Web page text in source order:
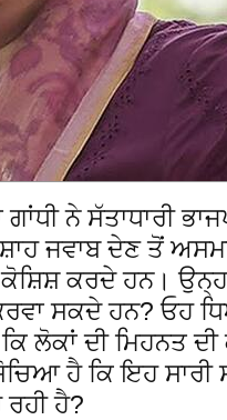
ਨੇ ਸੱਤਾਧਾਰੀ
ਜਵਾਬ ਦੇਣ ਤੋਂ
ਕਰਦੇ ਹਨ।
ਸਕਦੇ ਹਨ? ਓਹ
ਲੋਕਾਂ ਦੀ ਮਿਹਨਤ
ਹੈ ਕਿ ਇਹ
ਹੈ?